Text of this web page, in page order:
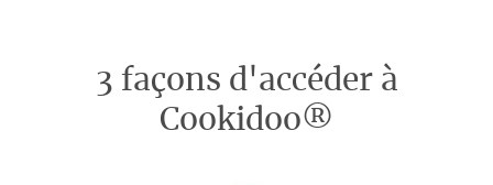
3 façons d'accéder à
Cookidoo®